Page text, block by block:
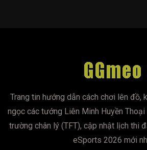
Trang tin hướng dẫn cách chơi lên đồ,
ngọc các tướng Liên Minh Huyền
trường chân lý (TFT), cập nhật lịch thi
eSports 2026 mới